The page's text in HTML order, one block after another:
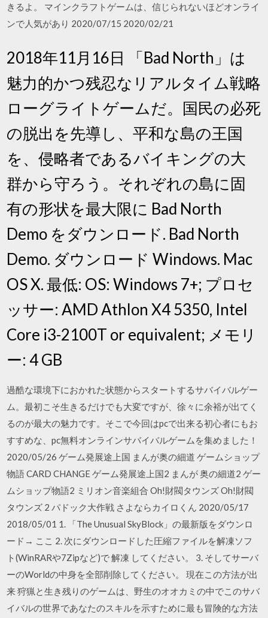
きるよ。 マインクラフトゲームは、信じられないほどオンライ
ンで人気があり 2020/07/15 2020/02/21
2018年11月16日 「Bad North」は
魅力的かつ残忍なリアルタイム戦略
ローグライトゲームだ。国民の必死
の脱出を先導し、平和な島の王国
を、侵略者であるバイキングの大
群から守ろう。それぞれの島に固
有の形状を最大限に Bad North
Demo をダウンロード. Bad North
Demo. ダウンロード Windows. Mac
OS X. 最低: OS: Windows 7+; プロセ
ッサー: AMD Athlon X4 5350, Intel
Core i3-2100T or equivalent; メモリ
ー: 4 GB
過酷な環境下におかれた状態からスタートするサバイバルゲー
ム。最初こそ生きるだけでも大変ですが、徐々に余裕が出てく
るのが最大の魅力です。そこで今回はpcで出来る初心者にもお
すすめな、pc無料オンラインサバイバルゲームを集めました！
2020/05/26 ゲーム発展途上国 まんが奥の細道 ゲームショップ
物語 CARD CHANGE ゲーム発展途上国2 まんが 奥の細道2 ゲー
ムショップ物語2 ミリオン音楽組合 Oh!財閥タウンズ Oh!財閥
タウンズ 2 パドック大作戦 さよならカイロくん 2020/05/17
2018/05/01 1. 「The Unusual SkyBlock」の最新版をダウンロ
ード→ ここ 2. 次にダウンロードした圧縮ファイルを解凍ソフ
ト(WinRARや7Zipなど)で 解凍 してください。 3. そしてサーバ
ーのWorldの中身を全部削除してください。 現在この方法が出
来 狩猟と生き残りのゲームは、野生のオオカミの中でこのサバ
イバルの世界であなたのスキルを示すために最も冒険的な方法